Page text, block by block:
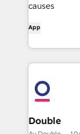
causes
App
Double